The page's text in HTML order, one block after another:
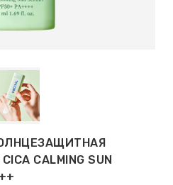
CALMING SUN